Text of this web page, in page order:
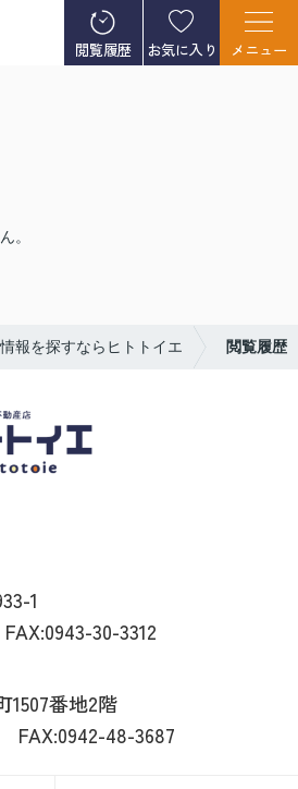
閲覧履歴 お気に入り メニュー
。
報を探すならヒトトイエ 閲覧履歴
1
FAX:0943-30-3312
1507番地2階
FAX:0942-48-3687